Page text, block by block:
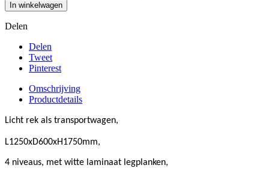
In winkelwagen
Delen
Delen
Tweet
Pinterest
Omschrijving
Productdetails
Licht rek als transportwagen,
L1250xD600xH1750mm,
4 niveaus, met witte laminaat legplanken,